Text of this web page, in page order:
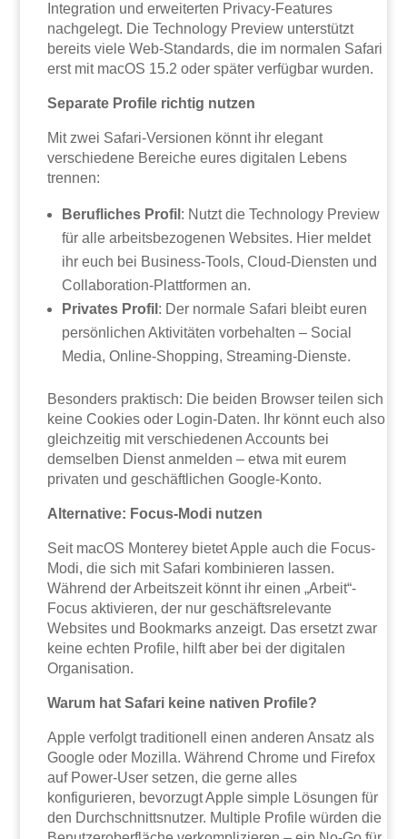
Integration und erweiterten Privacy-Features
nachgelegt. Die Technology Preview unterstützt
bereits viele Web-Standards, die im normalen Safari
erst mit macOS 15.2 oder später verfügbar wurden.
Separate Profile richtig nutzen
Mit zwei Safari-Versionen könnt ihr elegant
verschiedene Bereiche eures digitalen Lebens
trennen:
Berufliches Profil : Nutzt die Technology Preview
für alle arbeitsbezogenen Websites. Hier meldet
ihr euch bei Business-Tools, Cloud-Diensten und
Collaboration-Plattformen an.
Privates Profil : Der normale Safari bleibt euren
persönlichen Aktivitäten vorbehalten – Social
Media, Online-Shopping, Streaming-Dienste.
Besonders praktisch: Die beiden Browser teilen sich
keine Cookies oder Login-Daten. Ihr könnt euch also
gleichzeitig mit verschiedenen Accounts bei
demselben Dienst anmelden – etwa mit eurem
privaten und geschäftlichen Google-Konto.
Alternative: Focus-Modi nutzen
Seit macOS Monterey bietet Apple auch die Focus-
Modi, die sich mit Safari kombinieren lassen.
Während der Arbeitszeit könnt ihr einen „Arbeit“-
Focus aktivieren, der nur geschäftsrelevante
Websites und Bookmarks anzeigt. Das ersetzt zwar
keine echten Profile, hilft aber bei der digitalen
Organisation.
Warum hat Safari keine nativen Profile?
Apple verfolgt traditionell einen anderen Ansatz als
Google oder Mozilla. Während Chrome und Firefox
auf Power-User setzen, die gerne alles
konfigurieren, bevorzugt Apple simple Lösungen für
den Durchschnittsnutzer. Multiple Profile würden die